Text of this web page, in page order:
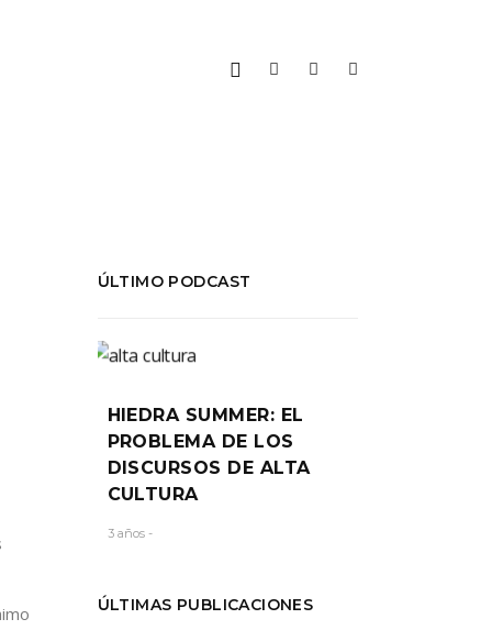
ÚLTIMO PODCAST
HIEDRA SUMMER: EL
PROBLEMA DE LOS
DISCURSOS DE ALTA
CULTURA
3 años -
ÚLTIMAS PUBLICACIONES